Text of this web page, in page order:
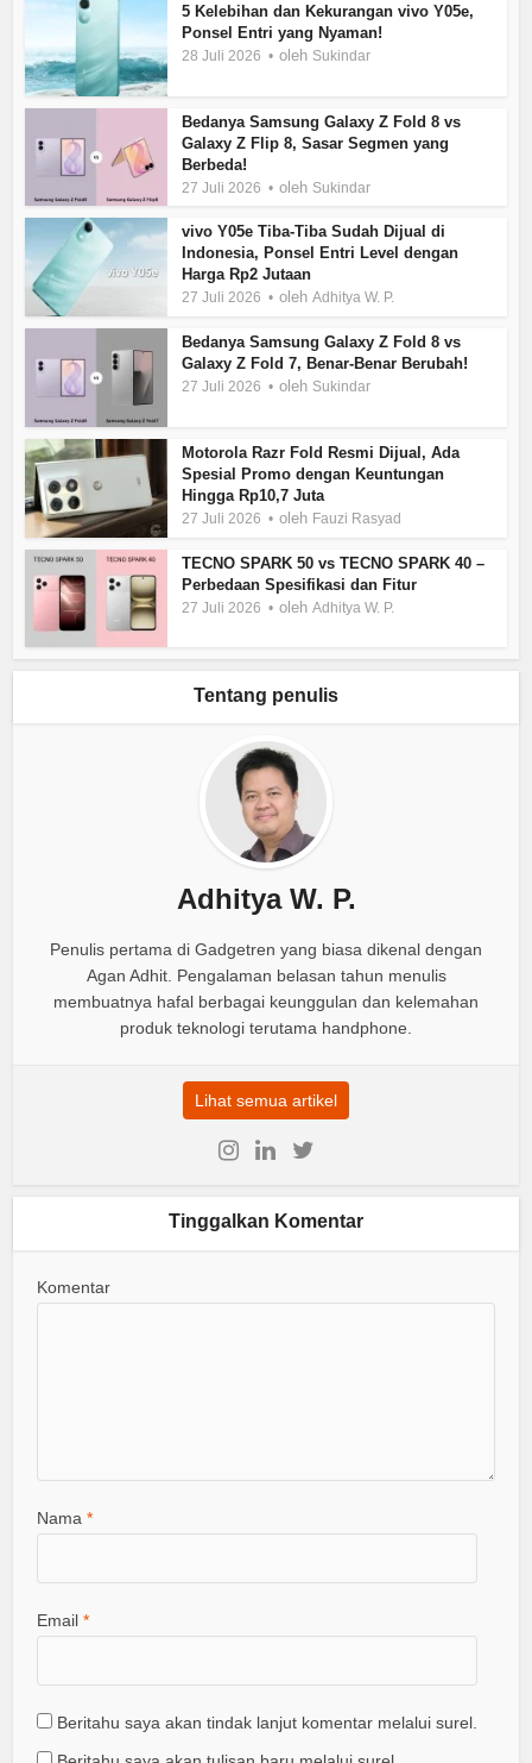
5 Kelebihan dan Kekurangan vivo Y05e,
Ponsel Entri yang Nyaman!
28 Juli 2026 oleh Sukindar
Bedanya Samsung Galaxy Z Fold 8 vs
Galaxy Z Flip 8, Sasar Segmen yang
Berbeda!
27 Juli 2026 oleh Sukindar
vivo Y05e Tiba-Tiba Sudah Dijual di
Indonesia, Ponsel Entri Level dengan
Harga Rp2 Jutaan
27 Juli 2026 olehAdhitya W. P.
Bedanya Samsung Galaxy Z Fold 8 vs
Galaxy Z Fold 7, Benar-Benar Berubah!
27 Juli 2026 oleh Sukindar
Motorola Razr Fold Resmi Dijual, Ada
Spesial Promo dengan Keuntungan
Hingga Rp10,7 Juta
27 Juli 2026 oleh Fauzi Rasyad
TECNO SPARK 50 vs TECNO SPARK 40 –
Perbedaan Spesifikasi dan Fitur
27 Juli 2026 olehAdhitya W. P.
Tentang penulis
Adhitya W. P.
Penulis pertama di Gadgetren yang biasa dikenal dengan
Agan Adhit. Pengalaman belasan tahun menulis
membuatnya hafal berbagai keunggulan dan kelemahan
produk teknologi terutama handphone.
Lihat semua artikel
Tinggalkan Komentar
Komentar
Nama*
Email*
Beritahu saya akan tindak lanjut komentar melalui surel.